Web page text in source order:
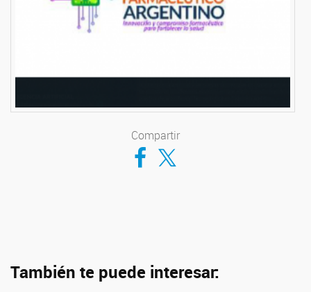
Compartir
Compartir en Facebook
Compartir en Twitter
También te puede interesar: